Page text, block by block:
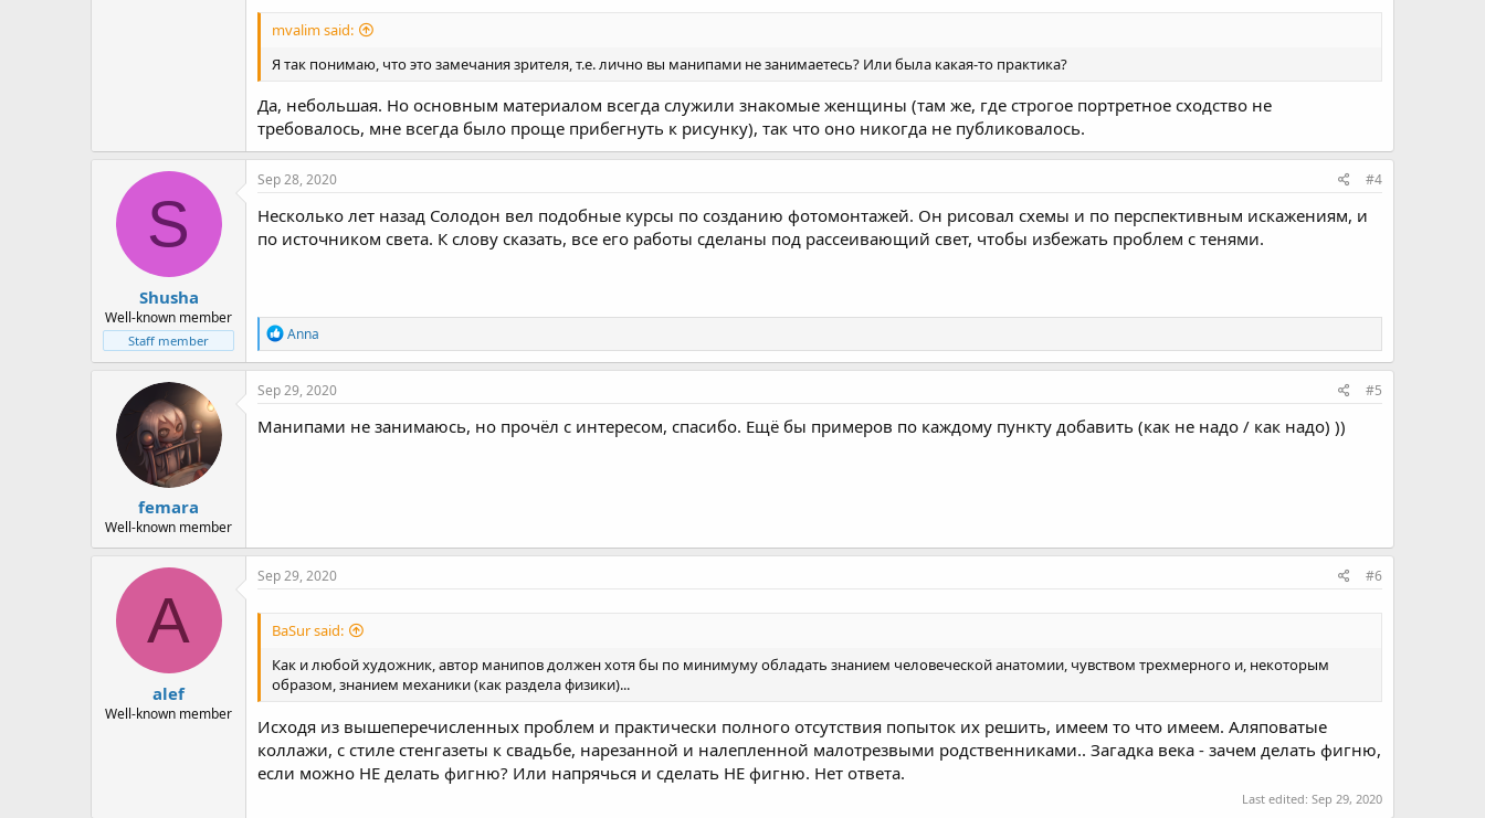
mvalim said:
Я так понимаю, что это замечания зрителя, т.е. лично вы манипами не занимаетесь? Или была какая-то практика?
Да, небольшая. Но основным материалом всегда служили знакомые женщины (там же, где строгое портретное сходство не
требовалось, мне всегда было проще прибегнуть к рисунку), так что оно никогда не публиковалось.
S
Shusha
Well-known member
Staff member
Sep 28, 2020 #4
Несколько лет назад Солодон вел подобные курсы по созданию фотомонтажей. Он рисовал схемы и по перспективным искажениям, и
по источником света. К слову сказать, все его работы сделаны под рассеивающий свет, чтобы избежать проблем с тенями.
R
e
a
c
o
Anna
femara
Well-known member
Sep 29, 2020 #5
Манипами не занимаюсь, но прочёл с интересом, спасибо. Ещё бы примеров по каждому пункту добавить (как не надо / как надо) ))
A
alef
Well-known member
Sep 29, 2020 #6
BaSur said:
Как и любой художник, автор манипов должен хотя бы по минимуму обладать знанием человеческой анатомии, чувством трехмерного и, некоторым
образом, знанием механики (как раздела физики)...
Исходя из вышеперечисленных проблем и практически полного отсутствия попыток их решить, имеем то что имеем. Аляповатые
коллажи, с стиле стенгазеты к свадьбе, нарезанной и налепленной малотрезвыми родственниками.. Загадка века - зачем делать фигню,
если можно НЕ делать фигню? Или напрячься и сделать НЕ фигню. Нет ответа.
Last edited: Sep 29, 2020